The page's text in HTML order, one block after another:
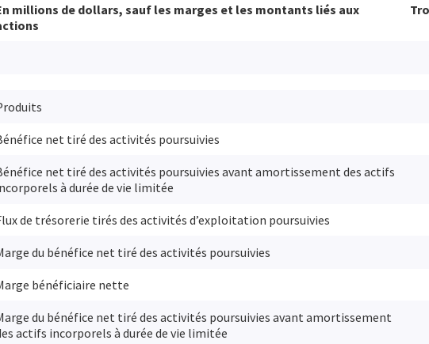
millions de dollars, sauf les marges et les montants liés aux
net tiré des activités poursuivies
net tiré des activités poursuivies avant amortissement des actifs
à durée de vie limitée
de trésorerie tirés des activités d’exploitation poursuivies
du bénéfice net tiré des activités poursuivies
bénéficiaire nette
du bénéfice net tiré des activités poursuivies avant amortissement
actifs incorporels à durée de vie limitée